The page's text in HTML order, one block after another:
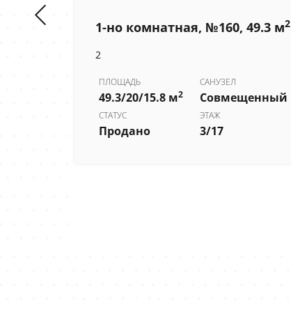
1-но комнатная, №160, 49.3 м2
2
ПЛОЩАДЬ
49.3/20/15.8 м2
САНУЗЕЛ
Совмещенный
СТАТУС
Продано
ЭТАЖ
3/17